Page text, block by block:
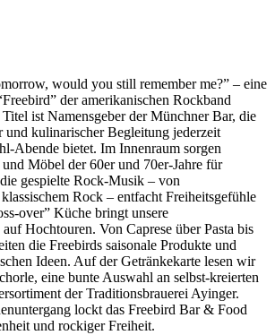
would you still remember me?” – eine
der amerikanischen Rockband
ist Namensgeber der Münchner Bar, die
und kulinarischer Begleitung jederzeit
Abende bietet. Im Innenraum sorgen
Möbel der 60er und 70er-Jahre für
gespielte Rock-Musik – von
Rock – entfacht Freiheitsgefühle
over” Küche bringt unsere
Hochtouren. Von Caprese über Pasta bis
die Freebirds saisonale Produkte und
Ideen. Auf der Getränkekarte lesen wir
eine bunte Auswahl an selbst-kreierten
der Traditionsbrauerei Ayinger.
lockt das Freebird Bar & Food
und rockiger Freiheit.